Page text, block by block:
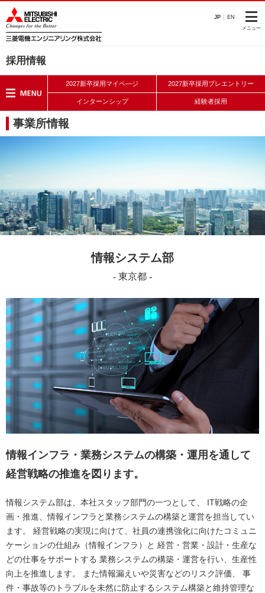
JP EN
メニュー
採用情報
2027新卒採用マイペ―ジ 2027新卒採用プレエントリー
インターンシップ 経験者採用
事業所情報
情報システム部
- 東京都 -
情報インフラ・業務システムの構築・運用を通して
経営戦略の推進を図ります。
情報システム部は、本社スタッフ部門の一つとして、
IT戦略の企
画・推進、情報インフラと業務システムの構築と運営を担当してい
ます。
経営戦略の実現に向けて、社員の連携強化に向けたコミュニ
ケーションの仕組み（情報インフラ）と 経営・営業・設計・生産な
どの仕事をサポートする 業務システムの構築・運営を行い、生産性
向上を推進します。
また情報漏えいや災害などのリスク評価、
事
件・事故等のトラブルを未然に防止するシステム構築と維持管理な